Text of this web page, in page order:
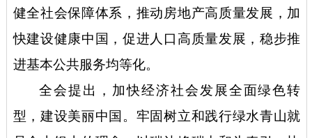
健全社会保障体系，推动房地产高质量发展，加
快建设健康中国，促进人口高质量发展，稳步推
进基本公共服务均等化。
全会提出，加快经济社会发展全面绿色转
型，建设美丽中国。牢固树立和践行绿水青山就